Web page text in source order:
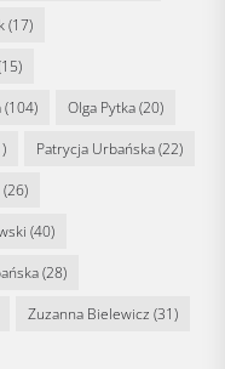
(17)
(104) Olga Pytka(20)
Patrycja Urbańska(22)
(26)
(40)
(28)
Zuzanna Bielewicz (31)